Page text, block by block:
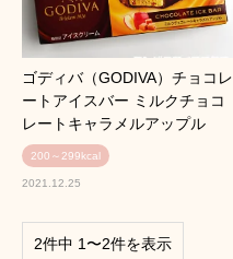
ゴディバ（GODIVA）チョコレ
ートアイスバー ミルクチョコ
レートキャラメルアップル
200～299kcal
2021.12.25
2件中 1〜2件を表示